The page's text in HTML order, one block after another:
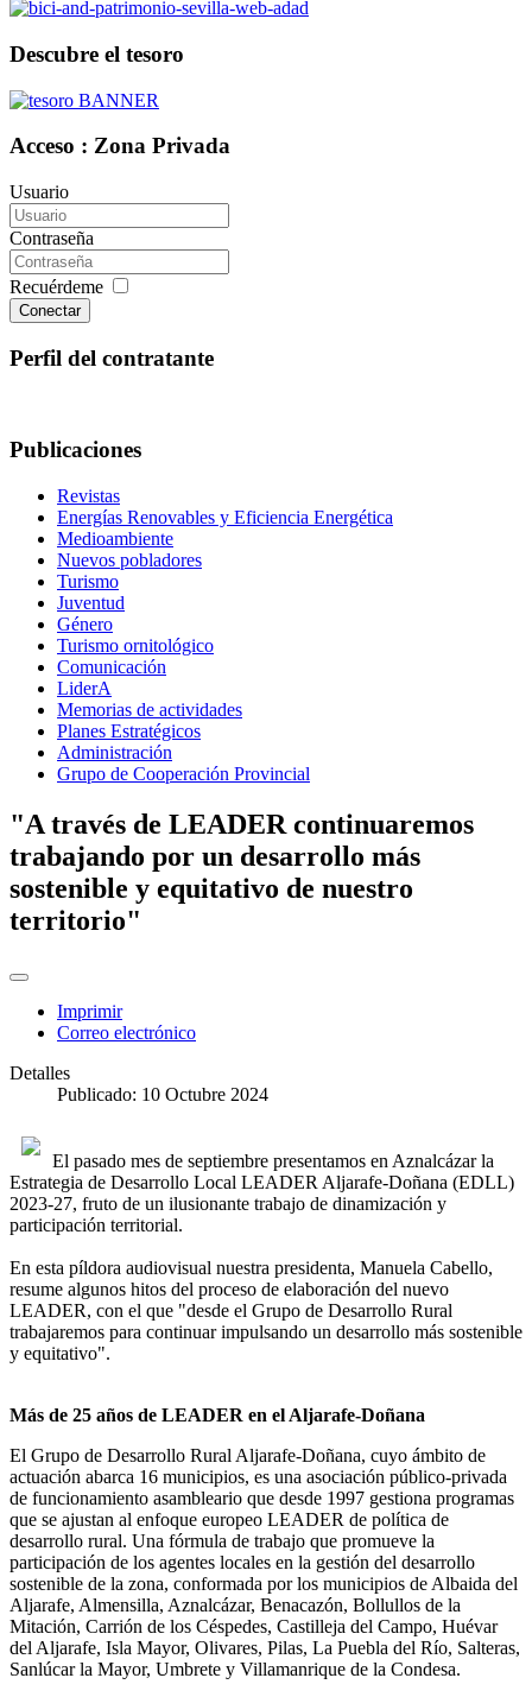
Descubre el tesoro
Acceso : Zona Privada
Usuario
Contraseña
Recuérdeme
Conectar
Perfil del contratante
Publicaciones
Revistas
Energías Renovables y Eficiencia Energética
Medioambiente
Nuevos pobladores
Turismo
Juventud
Género
Turismo ornitológico
Comunicación
LiderA
Memorias de actividades
Planes Estratégicos
Administración
Grupo de Cooperación Provincial
"A través de LEADER continuaremos
trabajando por un desarrollo más
sostenible y equitativo de nuestro
territorio"
Imprimir
Correo electrónico
Detalles
Publicado: 10 Octubre 2024
El pasado mes de septiembre presentamos en Aznalcázar la
Estrategia de Desarrollo Local LEADER Aljarafe-Doñana (EDLL)
2023-27, fruto de un ilusionante trabajo de dinamización y
participación territorial.
En esta píldora audiovisual nuestra presidenta, Manuela Cabello,
resume algunos hitos del proceso de elaboración del nuevo
LEADER, con el que "desde el Grupo de Desarrollo Rural
trabajaremos para continuar impulsando un desarrollo más sostenible
y equitativo".
Más de 25 años de LEADER en el Aljarafe-Doñana
El Grupo de Desarrollo Rural Aljarafe-Doñana, cuyo ámbito de
actuación abarca 16 municipios, es una asociación público-privada
de funcionamiento asambleario que desde 1997 gestiona programas
que se ajustan al enfoque europeo LEADER de política de
desarrollo rural. Una fórmula de trabajo que promueve la
participación de los agentes locales en la gestión del desarrollo
sostenible de la zona, conformada por los municipios de Albaida del
Aljarafe, Almensilla, Aznalcázar, Benacazón, Bollullos de la
Mitación, Carrión de los Céspedes, Castilleja del Campo, Huévar
del Aljarafe, Isla Mayor, Olivares, Pilas, La Puebla del Río, Salteras,
Sanlúcar la Mayor, Umbrete y Villamanrique de la Condesa.